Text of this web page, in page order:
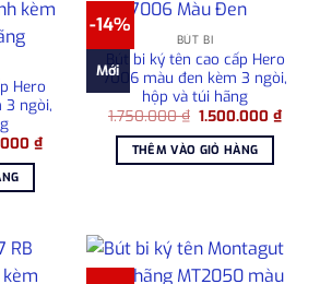
Hero
3 ngòi,
₫.
₫Giá
hiện
-14%
Mới
BÚT BI
Bút bi ký tên cao cấp Hero
7006 màu đen kèm 3 ngòi,
hộp và túi hãng
1.750.000₫ Giá
là:
1.750.000 ₫.
1.500.000₫Giá
hiện
THÊM VÀO GIỎ HÀNG